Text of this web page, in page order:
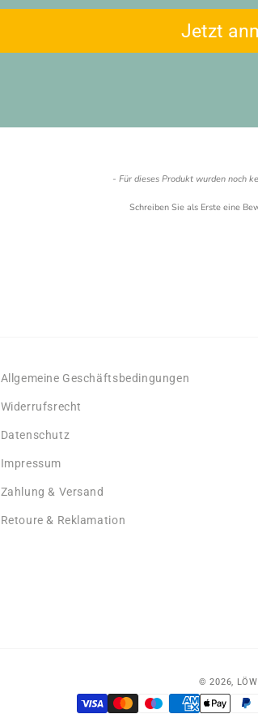
Jetzt
- Für dieses Produkt wurden noch
Schreiben Sie als Erste eine
Allgemeine Geschäftsbedingungen
Widerrufsrecht
Datenschutz
Impressum
Zahlung & Versand
Retoure & Reklamation
© 2026,
Zahlungsmethoden